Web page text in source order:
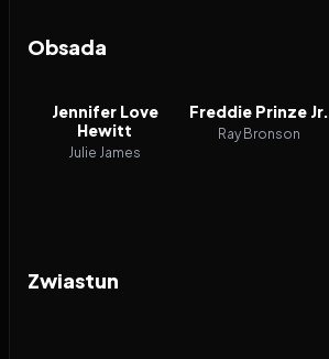
Obsada
Jennifer Love
Hewitt
Julie James
Freddie Prinze Jr.
Ray Bronson
Zwiastun